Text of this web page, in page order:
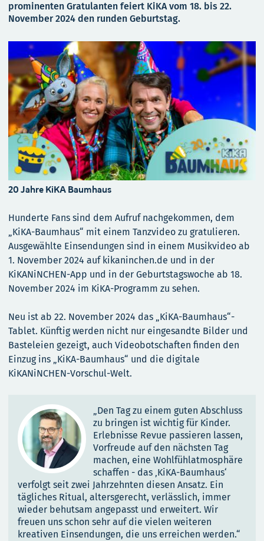
prominenten Gratulanten feiert KiKA vom 18. bis 22.
November 2024 den runden Geburtstag.
20 Jahre KiKA Baumhaus
Hunderte Fans sind dem Aufruf nachgekommen, dem
„KiKA-Baumhaus“ mit einem Tanzvideo zu gratulieren.
Ausgewählte Einsendungen sind in einem Musikvideo ab
1. November 2024 auf kikaninchen.de und in der
KiKANiNCHEN-App und in der Geburtstagswoche ab 18.
November 2024 im KiKA-Programm zu sehen.
Neu ist ab 22. November 2024 das „KiKA-Baumhaus“-
Tablet. Künftig werden nicht nur eingesandte Bilder und
Basteleien gezeigt, auch Videobotschaften finden den
Einzug ins „KiKA-Baumhaus“ und die digitale
KiKANiNCHEN-Vorschul-Welt.
„Den Tag zu einem guten Abschluss
zu bringen ist wichtig für Kinder.
Erlebnisse Revue passieren lassen,
Vorfreude auf den nächsten Tag
machen, eine Wohlfühlatmosphäre
schaffen - das ‚KiKA-Baumhaus‘
verfolgt seit zwei Jahrzehnten diesen Ansatz. Ein
tägliches Ritual, altersgerecht, verlässlich, immer
wieder behutsam angepasst und erweitert. Wir
freuen uns schon sehr auf die vielen weiteren
kreativen Einsendungen, die uns erreichen werden.“